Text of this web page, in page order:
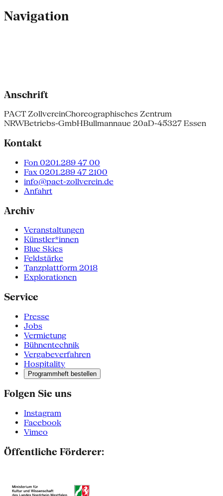
Navigation
Anschrift
PACT ZollvereinChoreographisches Zentrum
NRWBetriebs-GmbHBullmannaue 20aD-45327 Essen
Kontakt
Fon 0201.289 47 00
Fax 0201.289 47 2100
info@pact-zollverein.de
Anfahrt
Archiv
Veranstaltungen
Künstler*innen
Blue Skies
Feldstärke
Tanzplattform 2018
Explorationen
Service
Presse
Jobs
Vermietung
Bühnentechnik
Vergabeverfahren
Hospitality
Programmheft bestellen
Folgen Sie uns
Instagram
Facebook
Vimeo
Öffentliche Förderer: